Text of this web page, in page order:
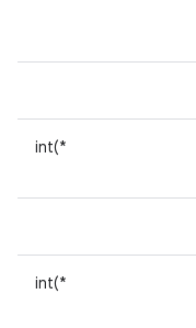
int(*
int(*